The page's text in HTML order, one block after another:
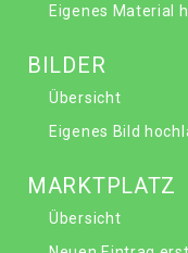
Eigenes Material
BILDER
Übersicht
Eigenes Bild
MARKTPLATZ
Übersicht